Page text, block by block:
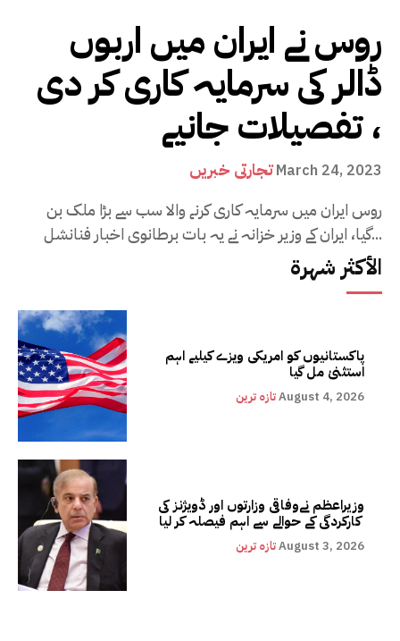
روس نے ایران میں اربوں
ڈالر کی سرمایہ کاری کر دی
، تفصیلات جانیے
تجارتی خبریںMarch 24, 2023
روس ایران میں سرمایہ کاری کرنے والا سب سے بڑا ملک بن
گیا، ایران کے وزیر خزانہ نے یہ بات برطانوی اخبار فنانشل...
الأكثر شهرة
پاکستانیوں کو امریکی ویزے کیلیے اہم
استثنیٰ مل گیا
تازہ ترینAugust 4, 2026
وزیراعظم نےوفاقی وزارتوں اور ڈویژنز کی
کارکردگی کے حوالے سے اہم فیصلہ کر لیا
تازہ ترینAugust 3, 2026